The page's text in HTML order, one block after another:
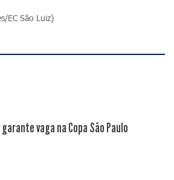
EC São Luiz)
vaga na Copa São Paulo